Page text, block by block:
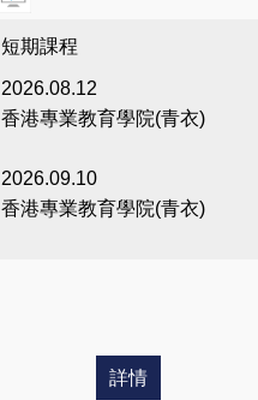
短期課程
2026.08.12
香港專業教育學院(青衣)
2026.09.10
香港專業教育學院(青衣)
詳情